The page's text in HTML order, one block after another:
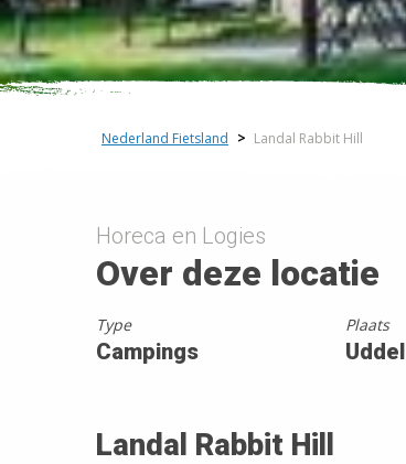
Nederland Fietsland > Landal Rabbit Hill
Horeca en Logies
Over deze locatie
Type
Campings
Plaats
Uddel
Landal Rabbit Hill